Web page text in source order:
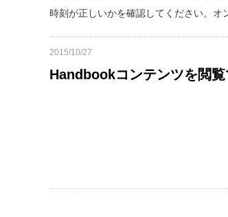
時刻が正しいかを確認してください。オ
2015/10/27
Handbookコンテンツを閲